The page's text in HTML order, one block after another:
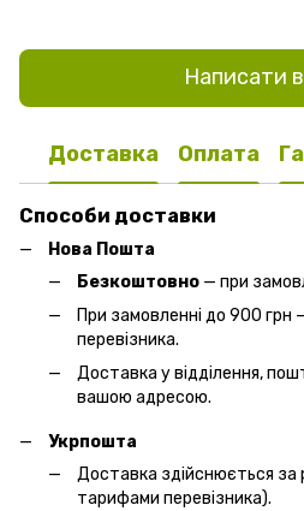
Написати
Доставка Оплата
Способи доставки
Нова Пошта
Безкоштовно — при
При замовленні до 900 грн
перевізника.
Доставка у відділення,
вашою адресою.
Укрпошта
Доставка здійснюється за
тарифами перевізника).